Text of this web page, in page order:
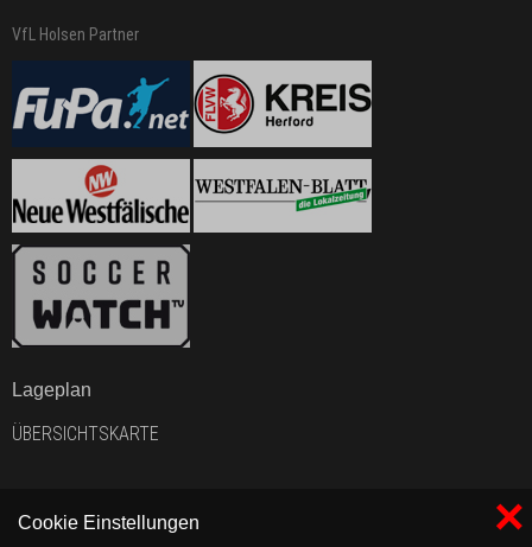
×
Cookie Einstellungen
VfL Holsen Partner
Lageplan
ÜBERSICHTSKARTE